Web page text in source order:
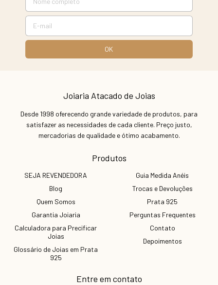
Joiaria Atacado de Joias
Desde 1998 oferecendo grande variedade de produtos, para
satisfazer as necessidades de cada cliente. Preço justo,
mercadorias de qualidade e ótimo acabamento.
Produtos
SEJA REVENDEDORA
Blog
Quem Somos
Garantia Joiaria
Calculadora para Precificar
Joias
Glossário de Joias em Prata
925
Guia Medida Anéis
Trocas e Devoluções
Prata 925
Perguntas Frequentes
Contato
Depoimentos
Entre em contato